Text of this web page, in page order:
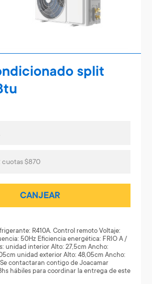
split
cuotas $870
CANJEAR
R410A. Control remoto Voltaje:
50Hz Eficiencia energética: FRIO A /
unidad interior Alto: 27,5cm Ancho:
unidad exterior Alto: 48,05cm Ancho:
contactaran contigo de Joacamar
hábiles para coordinar la entrega de este